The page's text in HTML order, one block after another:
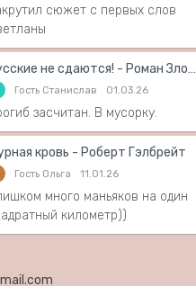
сюжет с первых слов
Русские не сдаются! - Роман Злотников
Гость Станислав 01.03.26
засчитан. В мусорку.
кровь - Роберт Гэлбрейт
Гость Ольга 11.01.26
много маньяков на один
километр))